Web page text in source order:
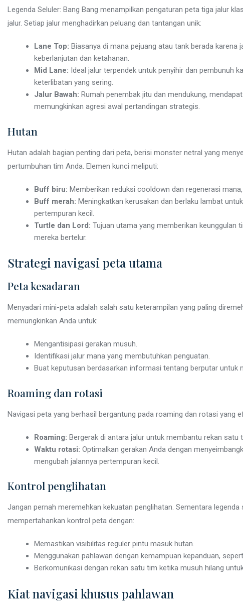
Legenda Seluler: Bang Bang menampilkan pengaturan peta tiga jalur
jalur. Setiap jalur menghadirkan peluang dan tantangan unik:
Lane Top: Biasanya di mana pejuang atau tank berada
keberlanjutan dan ketahanan.
Mid Lane: Ideal jalur terpendek untuk penyihir dan pembunuh
keterlibatan yang sering.
Jalur Bawah: Rumah penembak jitu dan mendukung,
memungkinkan agresi awal pertandingan strategis.
Hutan
Hutan adalah bagian penting dari peta, berisi monster netral yang
pertumbuhan tim Anda. Elemen kunci meliputi:
Buff biru: Memberikan reduksi cooldown dan regenerasi
Buff merah: Meningkatkan kerusakan dan berlaku lambat
pertempuran kecil.
Turtle dan Lord: Tujuan utama yang memberikan keunggulan
mereka bertelur.
Strategi navigasi peta utama
Peta kesadaran
Menyadari mini-peta adalah salah satu keterampilan yang paling
memungkinkan Anda untuk:
Mengantisipasi gerakan musuh.
Identifikasi jalur mana yang membutuhkan penguatan.
Buat keputusan berdasarkan informasi tentang berputar
Roaming dan rotasi
Navigasi peta yang berhasil bergantung pada roaming dan rotasi yang
Roaming: Bergerak di antara jalur untuk membantu rekan
Waktu rotasi: Optimalkan gerakan Anda dengan
mengubah jalannya pertempuran kecil.
Kontrol penglihatan
Jangan pernah meremehkan kekuatan penglihatan. Sementara
mempertahankan kontrol peta dengan:
Memastikan visibilitas reguler pintu masuk hutan.
Menggunakan pahlawan dengan kemampuan kepanduan,
Berkomunikasi dengan rekan satu tim ketika musuh hilang
Kiat navigasi khusus pahlawan